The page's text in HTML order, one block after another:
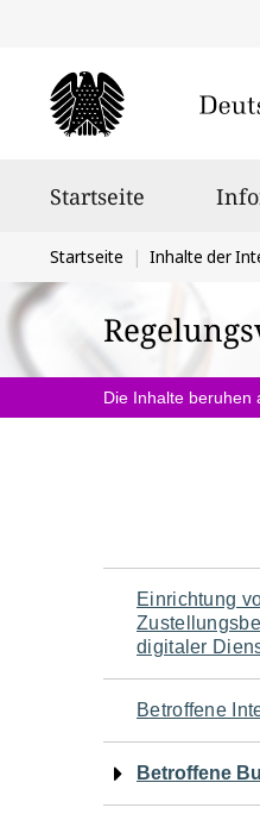
Startseite
Sie
befinden
sich
hier:
Startseite Inhalte der
Die Inhalte beruhen
für
den
Einrichtung
digitaler
Betroffene
Betroffene